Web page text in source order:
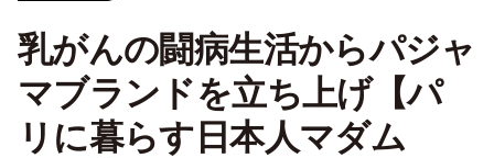
乳がんの闘病生活からパジャ
マブランドを立ち上げ【パ
リに暮らす日本人マダム